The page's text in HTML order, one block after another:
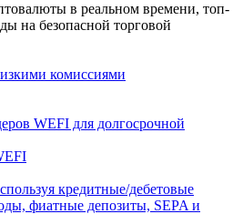
по фьючерсам
в реальном времени, топ-
на безопасной торговой
комиссиями
WEFI для долгосрочной
кредитные/дебетовые
фиатные депозиты, SEPA и